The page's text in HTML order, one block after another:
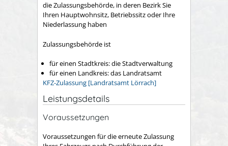
die Zulassungsbehörde, in deren Bezirk Sie
Ihren Hauptwohnsitz, Betriebssitz oder Ihre
Niederlassung haben
Zulassungsbehörde ist
für einen Stadtkreis: die Stadtverwaltung
für einen Landkreis: das Landratsamt
KFZ-Zulassung [Landratsamt Lörrach]
Leistungsdetails
Voraussetzungen
Voraussetzungen für die erneute Zulassung